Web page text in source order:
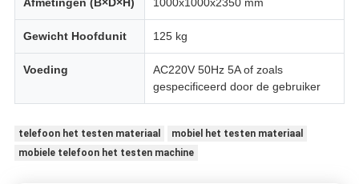
Afmetingen (B×D×H) 1000x1000x2350 mm
Gewicht Hoofdunit 125 kg
Voeding
AC220V 50Hz 5A of zoals
gespecificeerd door de gebruiker
telefoon het testen materiaal
mobiel het testen materiaal
mobiele telefoon het testen machine